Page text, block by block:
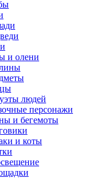
и олени
людей
персонажи
и бегемоты
и коты